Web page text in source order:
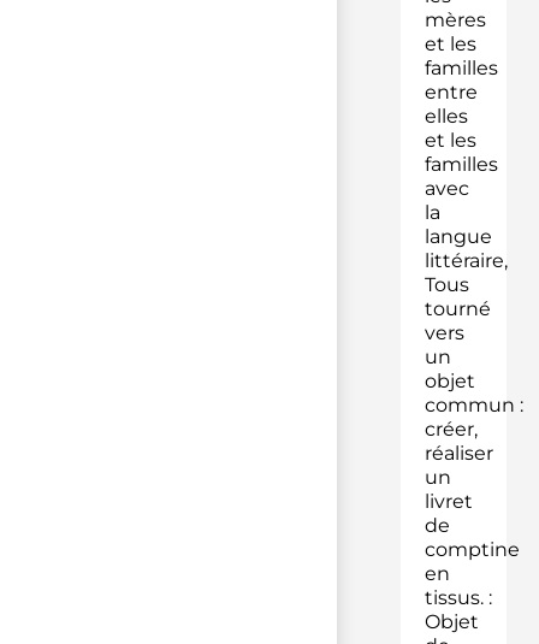
mères
et les
familles
entre
elles
et les
familles
avec
la
langue
littéraire,
Tous
tourné
vers
un
objet
commun :
créer,
réaliser
un
livret
de
comptine
en
tissus. :
Objet